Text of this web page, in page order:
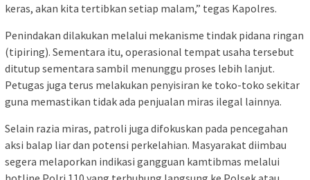
keras, akan kita tertibkan setiap malam,” tegas Kapolres.
Penindakan dilakukan melalui mekanisme tindak pidana ringan
(tipiring). Sementara itu, operasional tempat usaha tersebut
ditutup sementara sambil menunggu proses lebih lanjut.
Petugas juga terus melakukan penyisiran ke toko-toko sekitar
guna memastikan tidak ada penjualan miras ilegal lainnya.
Selain razia miras, patroli juga difokuskan pada pencegahan
aksi balap liar dan potensi perkelahian. Masyarakat diimbau
segera melaporkan indikasi gangguan kamtibmas melalui